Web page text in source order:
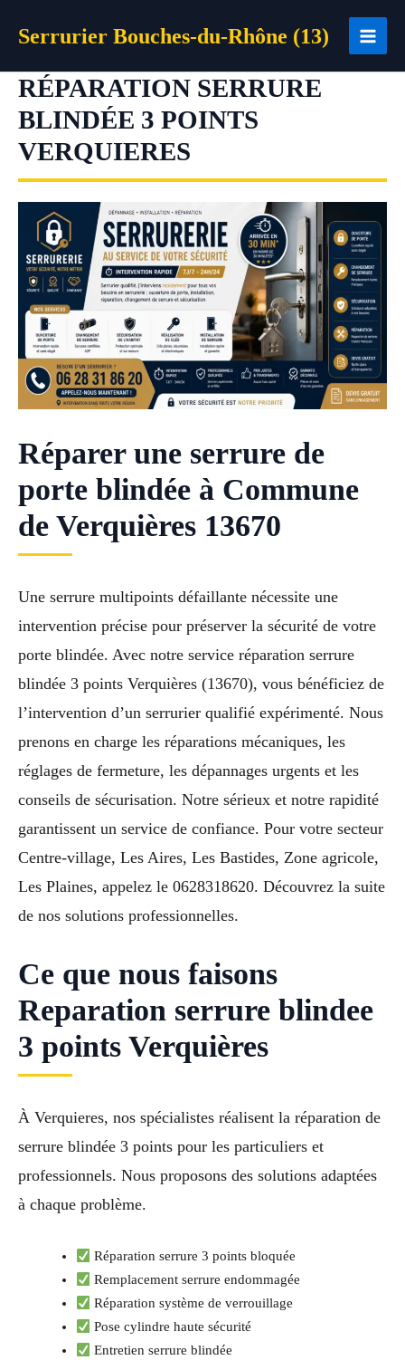
Serrurier Bouches-du-Rhône (13)
RÉPARATION SERRURE
BLINDÉE 3 POINTS
VERQUIERES
Réparer une serrure de
porte blindée à Commune
de Verquières 13670
Une serrure multipoints défaillante nécessite une
intervention précise pour préserver la sécurité de votre
porte blindée. Avec notre service réparation serrure
blindée 3 points Verquières (13670), vous bénéficiez de
l’intervention d’un serrurier qualifié expérimenté. Nous
prenons en charge les réparations mécaniques, les
réglages de fermeture, les dépannages urgents et les
conseils de sécurisation. Notre sérieux et notre rapidité
garantissent un service de confiance. Pour votre secteur
Centre-village, Les Aires, Les Bastides, Zone agricole,
Les Plaines, appelez le 0628318620. Découvrez la suite
de nos solutions professionnelles.
Ce que nous faisons
Reparation serrure blindee
3 points Verquières
À Verquieres, nos spécialistes réalisent la réparation de
serrure blindée 3 points pour les particuliers et
professionnels. Nous proposons des solutions adaptées
à chaque problème.
Réparation serrure 3 points bloquée
Remplacement serrure endommagée
Réparation système de verrouillage
Pose cylindre haute sécurité
Entretien serrure blindée